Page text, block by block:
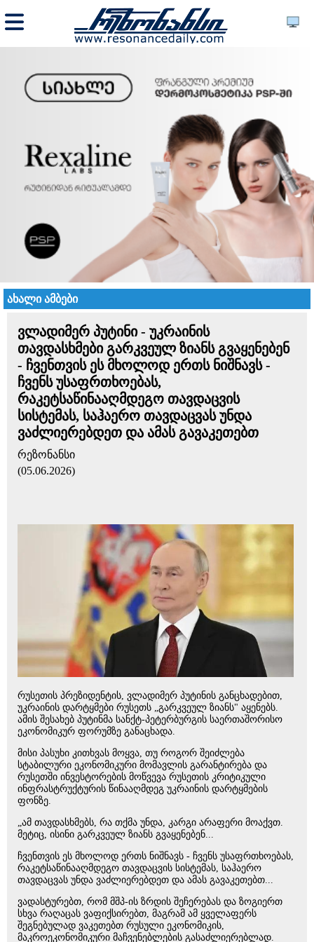
ახალი ამბები
ვლადიმერ პუტინი - უკრაინის
თავდასხმები გარკვეულ ზიანს გვაყენებენ
- ჩვენთვის ეს მხოლოდ ერთს ნიშნავს -
ჩვენს უსაფრთხოებას,
რაკეტსაწინააღმდეგო თავდაცვის
სისტემას, საჰაერო თავდაცვას უნდა
ვაძლიერებდეთ და ამას გავაკეთებთ
რეზონანსი
(05.06.2026)
რუსეთის პრეზიდენტის, ვლადიმერ პუტინის განცხადებით,
უკრაინის დარტყმები რუსეთს „გარკვეულ ზიანს" აყენებს.
ამის შესახებ პუტინმა სანქტ-პეტერბურგის საერთაშორისო
ეკონომიკურ ფორუმზე განაცხადა.
მისი პასუხი კითხვას მოყვა, თუ როგორ შეიძლება
სტაბილური ეკონომიკური მომავლის გარანტირება და
რუსეთში ინვესტორების მოწვევა რუსეთის კრიტიკული
ინფრასტრუქტურის წინააღმდეგ უკრაინის დარტყმების
ფონზე.
„ამ თავდასხმებს, რა თქმა უნდა, კარგი არაფერი მოაქვთ.
მეტიც, ისინი გარკვეულ ზიანს გვაყენებენ...
ჩვენთვის ეს მხოლოდ ერთს ნიშნავს - ჩვენს უსაფრთხოებას,
რაკეტსაწინააღმდეგო თავდაცვის სისტემას, საჰაერო
თავდაცვას უნდა ვაძლიერებდეთ და ამას გავაკეთებთ...
ვადასტურებთ, რომ მშპ-ის ზრდის შეჩერებას და ზოგიერთ
სხვა რაღაცას ვაფიქსირებთ, მაგრამ ამ ყველაფერს
შეგნებულად ვაკეთებთ რუსული ეკონომიკის,
მაკროეკონომიკური მაჩვენებლების გასაძლიერებლად.